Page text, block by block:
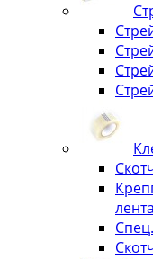
лента